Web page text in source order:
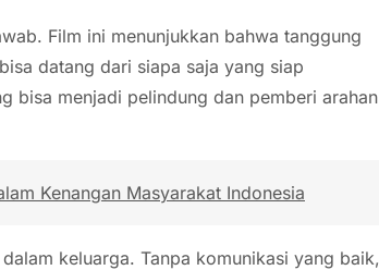
Film ini menunjukkan bahwa tanggung
datang dari siapa saja yang siap
bisa menjadi pelindung dan pemberi arahan
Kenangan Masyarakat Indonesia
keluarga. Tanpa komunikasi yang baik,